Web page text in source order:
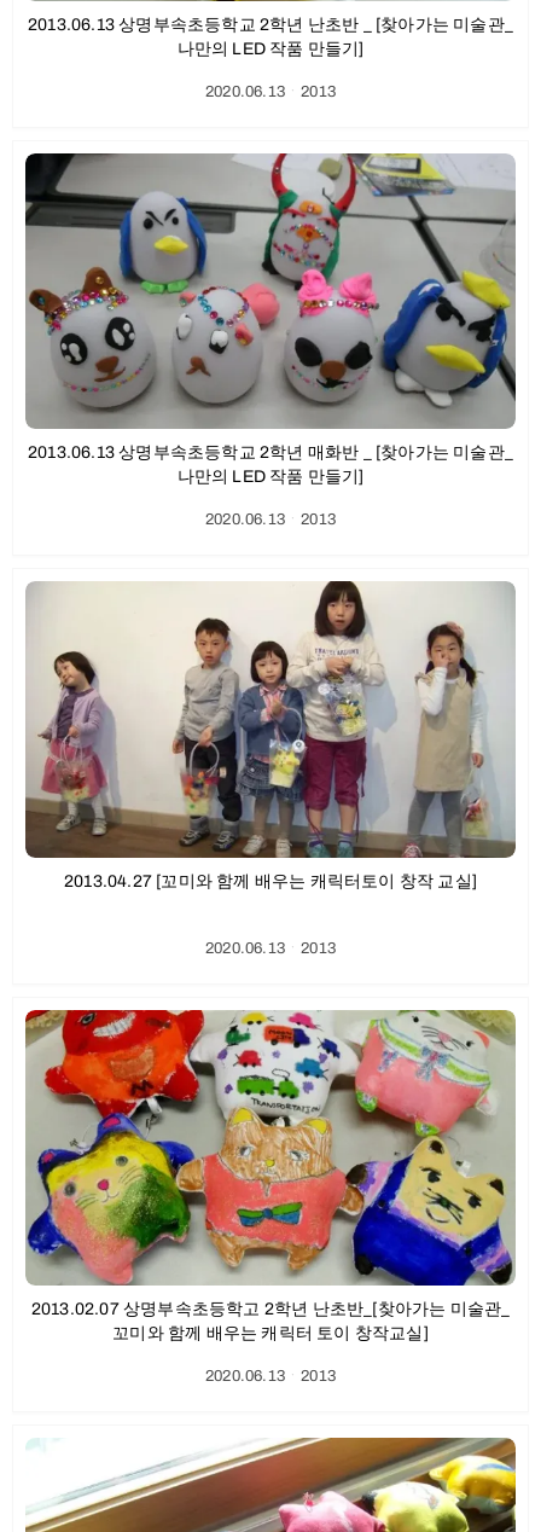
2013.06.13 상명부속초등학교 2학년 난초반 _ [찾아가는 미술관_
나만의 LED 작품 만들기]
2020.06.13ㆍ2013
2013.06.13 상명부속초등학교 2학년 매화반 _ [찾아가는 미술관_
나만의 LED 작품 만들기]
2020.06.13ㆍ2013
2013.04.27 [꼬미와 함께 배우는 캐릭터토이 창작 교실]
2020.06.13ㆍ2013
2013.02.07 상명부속초등학고 2학년 난초반_[찾아가는 미술관_
꼬미와 함께 배우는 캐릭터 토이 창작교실]
2020.06.13ㆍ2013